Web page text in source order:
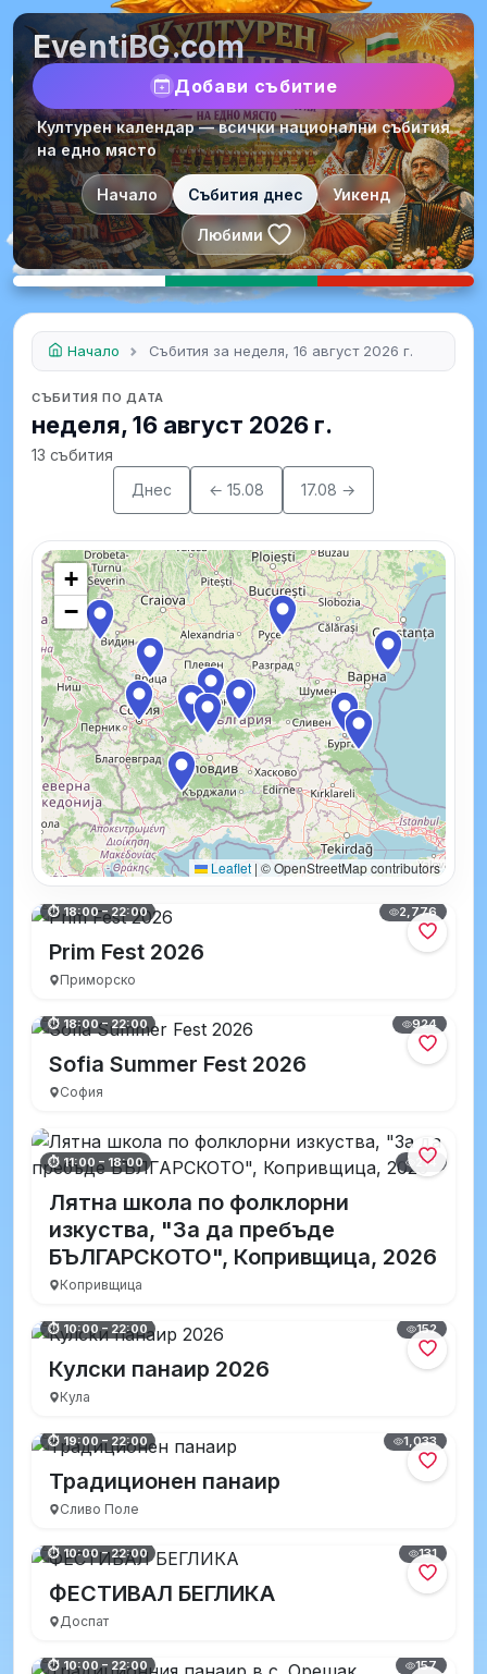
EventiBG.com
Добави събитие
Културен календар — всички национални събития
на едно място
Начало Събития днес Уикенд
Любими
Начало Събития за неделя, 16 август 2026 г.
СЪБИТИЯ ПО ДАТА
неделя, 16 август 2026 г.
13 събития
Днес
← 15.08 17.08 →
+
−
Leaflet | © OpenStreetMap contributors
⏱ 18:00 – 22:00 2,776
Prim Fest 2026
Приморско
⏱ 18:00 – 22:00 924
Sofia Summer Fest 2026
София
⏱ 11:00 – 18:00 214
Лятна школа по фолклорни
изкуства, "За да пребъде
БЪЛГАРСКОТО", Копривщица, 2026
Копривщица
⏱ 10:00 – 22:00 152
Кулски панаир 2026
Кула
⏱ 19:00 – 22:00 1,033
Традиционен панаир
Сливо Поле
⏱ 10:00 – 22:00 131
ФЕСТИВАЛ БЕГЛИКА
Доспат
⏱ 10:00 – 22:00 157